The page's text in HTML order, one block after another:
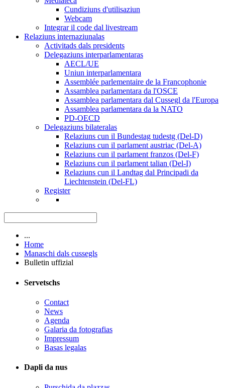
Cundiziuns d'utilisaziun
Webcam
Integrar il code dal livestream
Relaziuns internaziunalas
Activitads dals presidents
Delegaziuns interparlamentaras
AECL/UE
Uniun interparlamentara
Assemblée parlementaire de la Francophonie
Assamblea parlamentara da l'OSCE
Assamblea parlamentara dal Cussegl da l'Europa
Assamblea parlamentara da la NATO
PD-OECD
Delegaziuns bilateralas
Relaziuns cun il Bundestag tudestg (Del-D)
Relaziuns cun il parlament austriac (Del-A)
Relaziuns cun il parlament franzos (Del-F)
Relaziuns cun il parlament talian (Del-I)
Relaziuns cun il Landtag dal Principadi da
Liechtenstein (Del-FL)
Register
...
Home
Manaschi dals cussegls
Bulletin uffizial
Servetschs
Contact
News
Agenda
Galaria da fotografias
Impressum
Basas legalas
Dapli da nus